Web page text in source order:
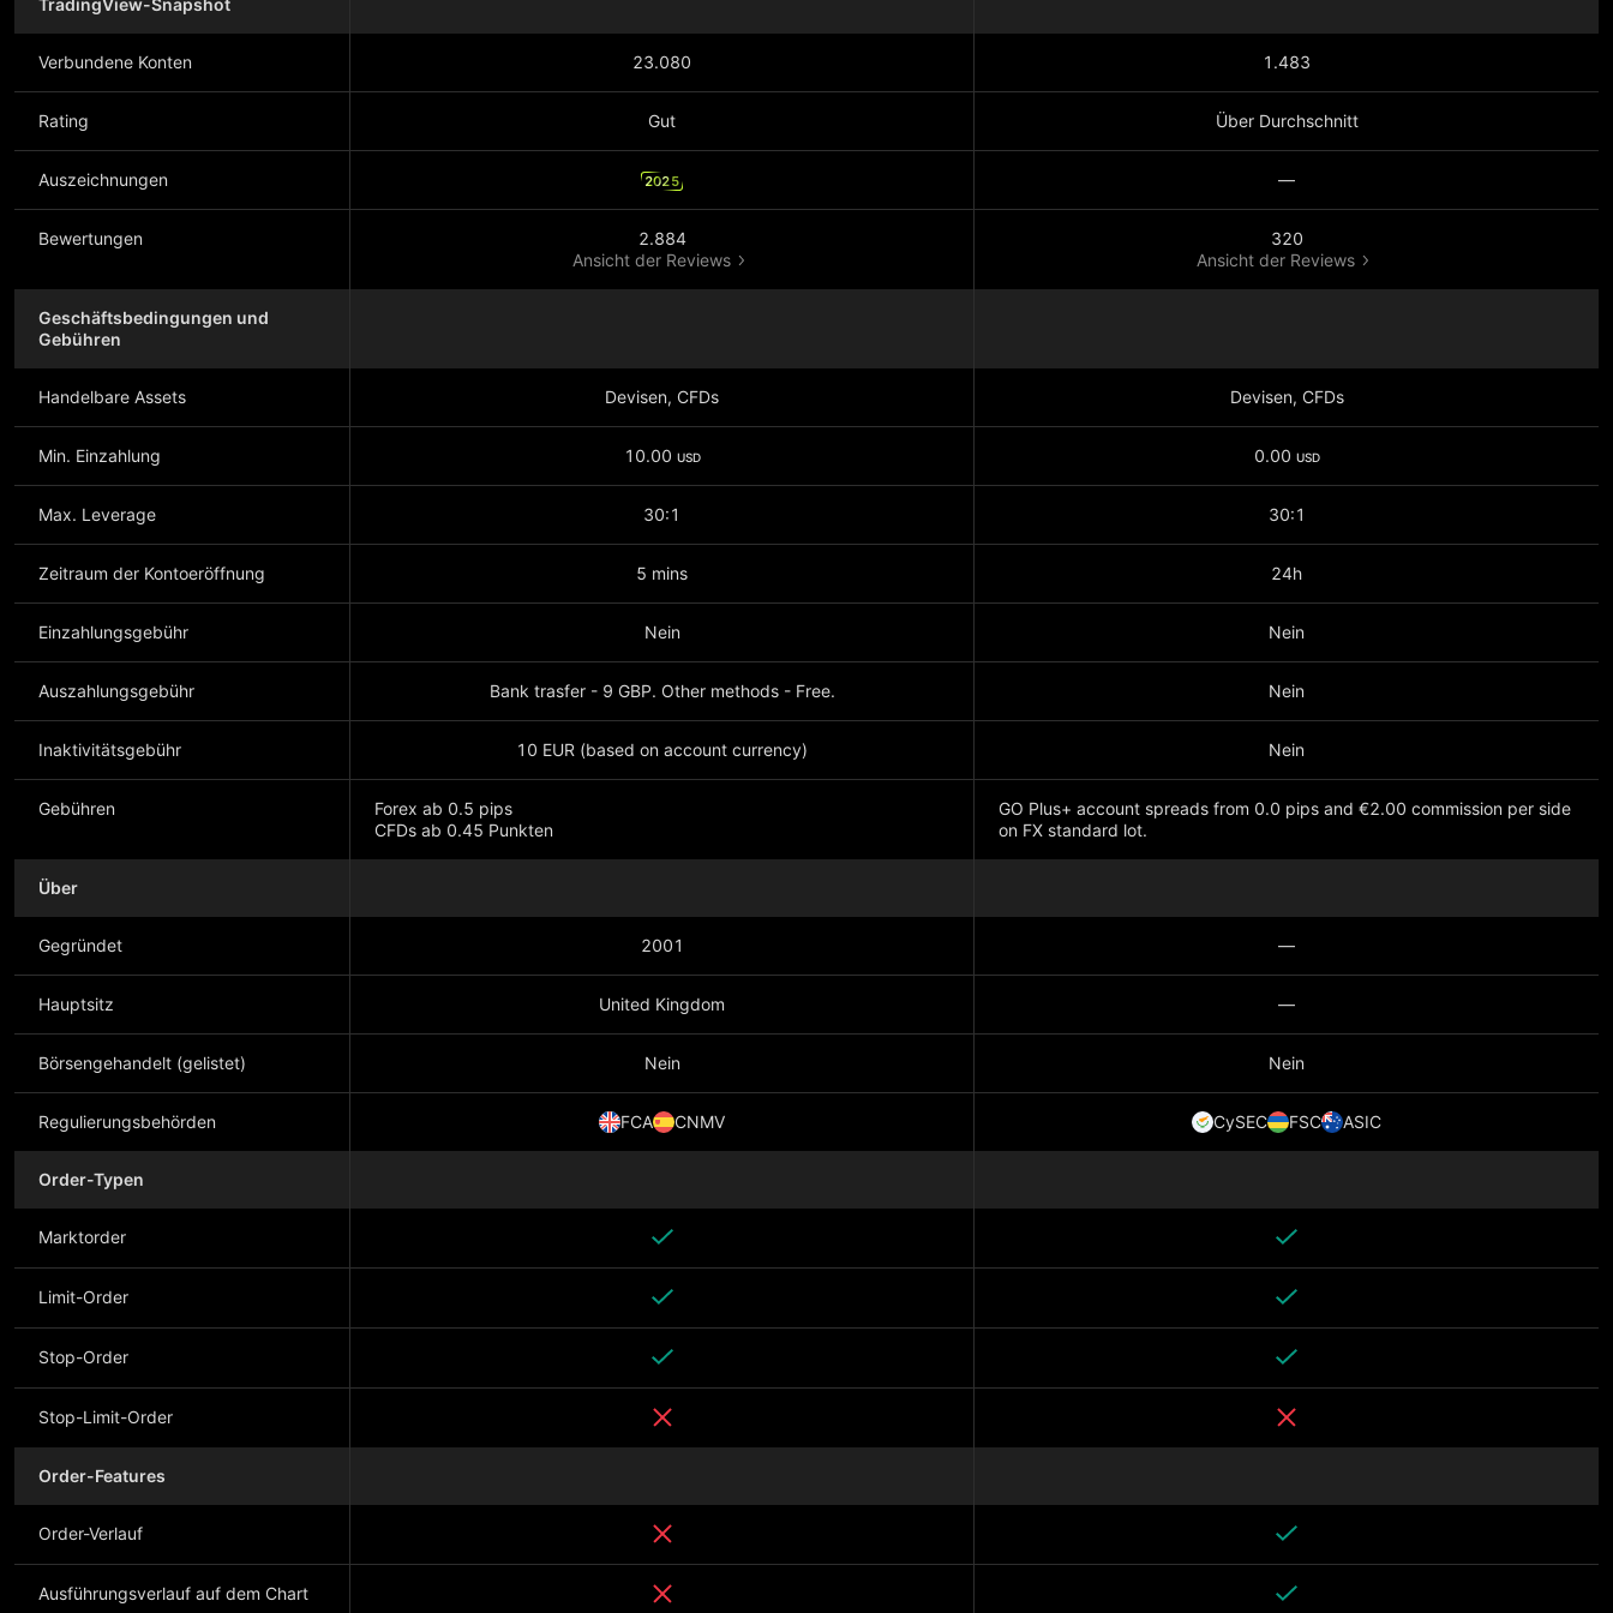
TradingView-Snapshot
Verbundene Konten 23.080 1.483
Rating Gut Über Durchschnitt
Auszeichnungen 2025 —
Bewertungen
2.884
Ansicht der Reviews
320
Ansicht der Reviews
Geschäftsbedingungen und
Gebühren
Handelbare Assets Devisen, CFDs Devisen, CFDs
Min. Einzahlung 10.00 USD 0.00 USD
Max. Leverage 30:1 30:1
Zeitraum der Kontoeröffnung 5 mins 24h
Einzahlungsgebühr Nein Nein
Auszahlungsgebühr Bank trasfer - 9 GBP. Other methods - Free. Nein
Inaktivitätsgebühr 10 EUR (based on account currency) Nein
Gebühren
Forex ab 0.5 pips
CFDs ab 0.45 Punkten
GO Plus+ account spreads from 0.0 pips and €2.00 commission per side
on FX standard lot.
Über
Gegründet 2001 —
Hauptsitz United Kingdom —
Börsengehandelt (gelistet) Nein Nein
Regulierungsbehörden FCA CNMV CySEC FSC ASIC
Order-Typen
Marktorder
Limit-Order
Stop-Order
Stop-Limit-Order
Order-Features
Order-Verlauf
Ausführungsverlauf auf dem Chart